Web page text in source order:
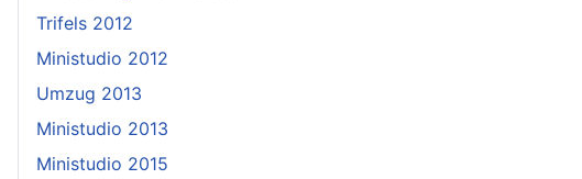
Trifels 2012
Ministudio 2012
Umzug 2013
Ministudio 2013
Ministudio 2015